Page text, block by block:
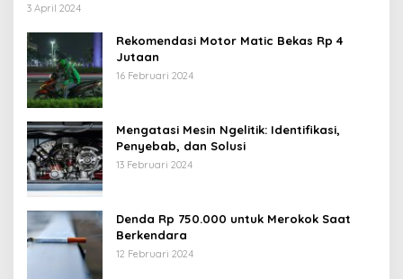
3 April 2024
Rekomendasi Motor Matic Bekas Rp 4
Jutaan
16 Februari 2024
Mengatasi Mesin Ngelitik: Identifikasi,
Penyebab, dan Solusi
13 Februari 2024
Denda Rp 750.000 untuk Merokok Saat
Berkendara
12 Februari 2024